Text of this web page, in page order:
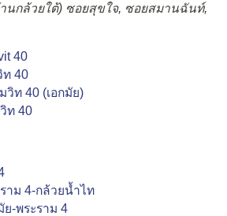
นกล้วยใต้) ซอยสุขใจ, ซอยสมานฉันท์,
40
ท 40
วิท 40 (เอกมัย)
ท 40
าม 4-กล้วยน้ำไท
ย-พระราม 4